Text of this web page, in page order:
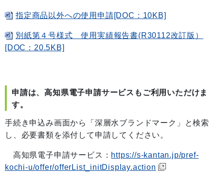
指定商品以外への使用申請[DOC：10KB]
別紙第４号様式 使用実績報告書(R30112改訂版）
[DOC：20.5KB]
申請は、高知県電子申請サービスもご利用いただけま
す。
手続き申込み画面から「深層水ブランドマーク」と検索
し、必要書類を添付して申請してください。
高知県電子申請サービス： https://s-kantan.jp/pref-
kochi-u/offer/offerList_initDisplay.action